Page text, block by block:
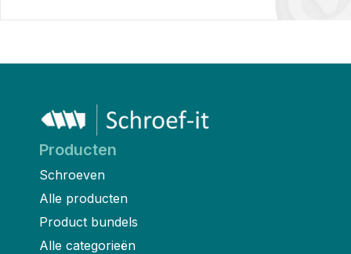
Producten
Schroeven
Alle producten
Product bundels
Alle categorieën